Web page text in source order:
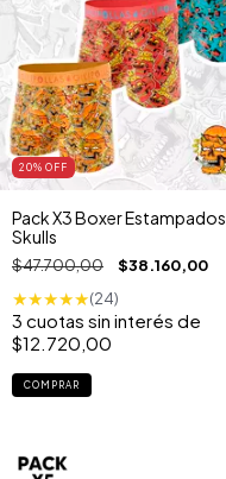
20% OFF
Pack X3 Boxer Estampados
Skulls
$47.700,00 $38.160,00
★★★★★(24)
3 cuotas sin interés de
$12.720,00
COMPRAR